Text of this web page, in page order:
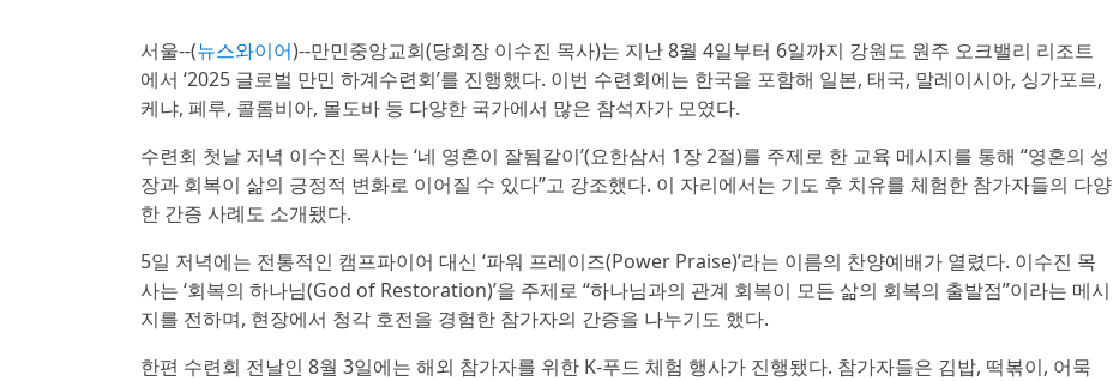
서울--(뉴스와이어)--만민중앙교회(당회장 이수진 목사)는 지난 8월 4일부터 6일까지 강원도 원주 오크밸리 리조트
에서 ‘2025 글로벌 만민 하계수련회’를 진행했다. 이번 수련회에는 한국을 포함해 일본, 태국, 말레이시아, 싱가포르,
케냐, 페루, 콜롬비아, 몰도바 등 다양한 국가에서 많은 참석자가 모였다.
수련회 첫날 저녁 이수진 목사는 ‘네 영혼이 잘됨같이’(요한삼서 1장 2절)를 주제로 한 교육 메시지를 통해 “영혼의 성
장과 회복이 삶의 긍정적 변화로 이어질 수 있다”고 강조했다. 이 자리에서는 기도 후 치유를 체험한 참가자들의 다양
한 간증 사례도 소개됐다.
5일 저녁에는 전통적인 캠프파이어 대신 ‘파워 프레이즈(Power Praise)’라는 이름의 찬양예배가 열렸다. 이수진 목
사는 ‘회복의 하나님(God of Restoration)’을 주제로 “하나님과의 관계 회복이 모든 삶의 회복의 출발점”이라는 메시
지를 전하며, 현장에서 청각 호전을 경험한 참가자의 간증을 나누기도 했다.
한편 수련회 전날인 8월 3일에는 해외 참가자를 위한 K-푸드 체험 행사가 진행됐다. 참가자들은 김밥, 떡볶이, 어묵